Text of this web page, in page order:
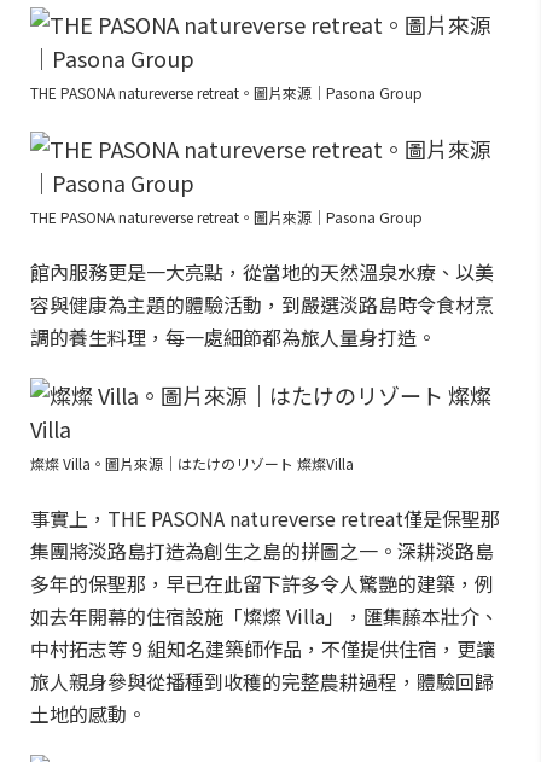
THE PASONA natureverse retreat。圖片來源｜Pasona Group
THE PASONA natureverse retreat。圖片來源｜Pasona Group
館內服務更是一大亮點，從當地的天然溫泉水療、以美
容與健康為主題的體驗活動，到嚴選淡路島時令食材烹
調的養生料理，每一處細節都為旅人量身打造。
燦燦 Villa。圖片來源｜はたけのリゾート 燦燦Villa
事實上，THE PASONA natureverse retreat僅是保聖那
集團將淡路島打造為創生之島的拼圖之一。深耕淡路島
多年的保聖那，早已在此留下許多令人驚艷的建築，例
如去年開幕的住宿設施「燦燦 Villa」，匯集藤本壯介、
中村拓志等 9 組知名建築師作品，不僅提供住宿，更讓
旅人親身參與從播種到收穫的完整農耕過程，體驗回歸
土地的感動。